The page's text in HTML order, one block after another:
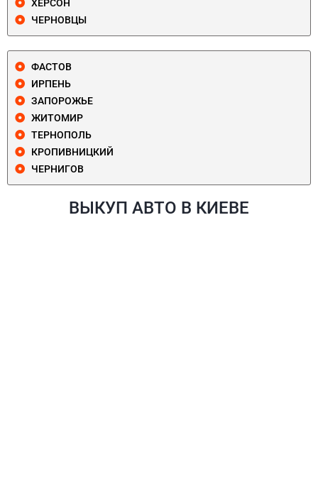
ХЕРСОН
ЧЕРНОВЦЫ
ФАСТОВ
ИРПЕНЬ
ЗАПОРОЖЬЕ
ЖИТОМИР
ТЕРНОПОЛЬ
КРОПИВНИЦКИЙ
ЧЕРНИГОВ
ВЫКУП АВТО В КИЕВЕ